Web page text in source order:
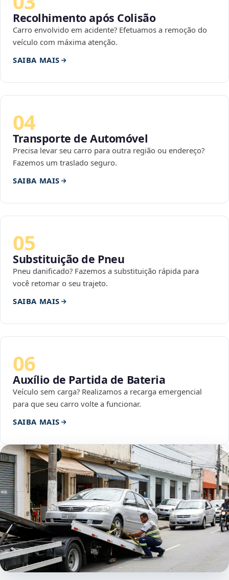
Recolhimento após Colisão
Carro envolvido em acidente? Efetuamos a remoção do
veículo com máxima atenção.
SAIBA MAIS
04
Transporte de Automóvel
Precisa levar seu carro para outra região ou endereço?
Fazemos um traslado seguro.
SAIBA MAIS
05
Substituição de Pneu
Pneu danificado? Fazemos a substituição rápida para
você retomar o seu trajeto.
SAIBA MAIS
06
Auxílio de Partida de Bateria
Veículo sem carga? Realizamos a recarga emergencial
para que seu carro volte a funcionar.
SAIBA MAIS